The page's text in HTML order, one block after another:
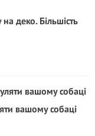
деко. Більшість
вашому собаці